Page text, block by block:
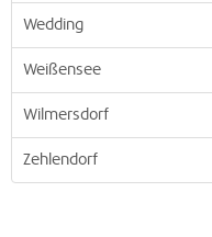
Wedding
Weißensee
Wilmersdorf
Zehlendorf